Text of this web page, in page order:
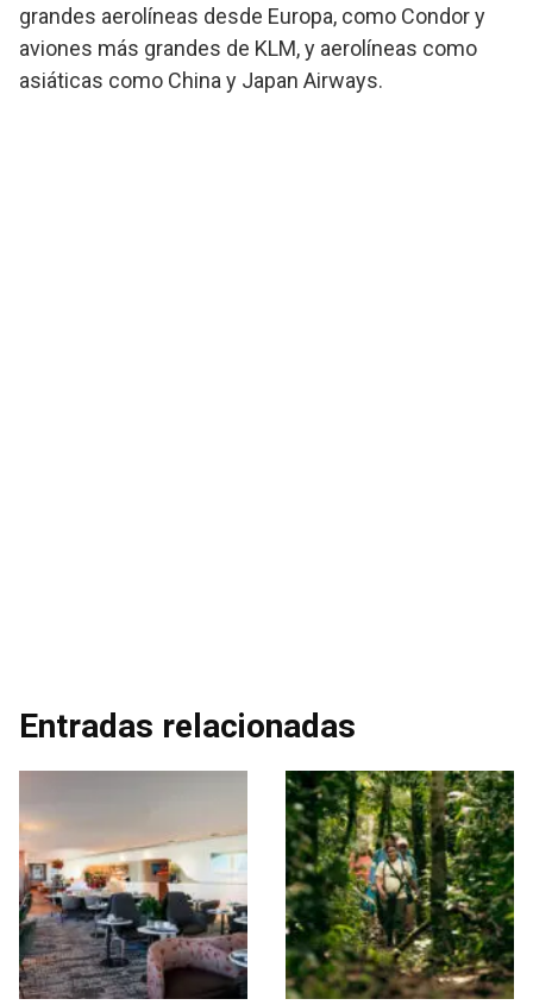
grandes aerolíneas desde Europa, como Condor y
aviones más grandes de KLM, y aerolíneas como
asiáticas como China y Japan Airways.
Entradas relacionadas